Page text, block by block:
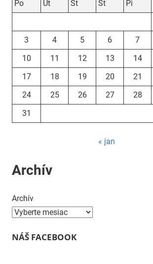
Po
Ut St Št Pi
3
4 5 6 7
10
11 12 13 14
17
18 19 20 21
24
25 26 27 28
31
« jan
Archív
Archív
NÁŠ FACEBOOK